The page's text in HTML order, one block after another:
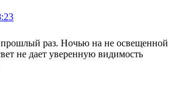
раз. Ночью на не освещенной
не дает уверенную видимость